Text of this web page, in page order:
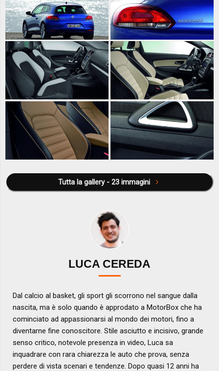
Tutta la gallery - 23 immagini
LUCA CEREDA
Dal calcio al basket, gli sport gli scorrono nel sangue dalla
nascita, ma è solo quando è approdato a MotorBox che ha
cominciato ad appassionarsi al mondo dei motori, fino a
diventarne fine conoscitore. Stile asciutto e incisivo, grande
senso critico, notevole presenza in video, Luca sa
inquadrare con rara chiarezza le auto che prova, senza
perdere di vista scenari e tendenze. Dopo quasi 12 anni ha